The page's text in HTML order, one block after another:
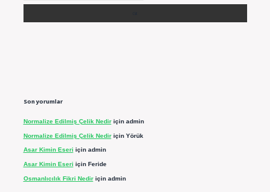
Son yorumlar
Normalize Edilmiş Çelik Nediriçin admin
Normalize Edilmiş Çelik Nediriçin Yörük
Asar Kimin Eseri için admin
Asar Kimin Eseri için Feride
Osmanlıcılık Fikri Nediriçin admin